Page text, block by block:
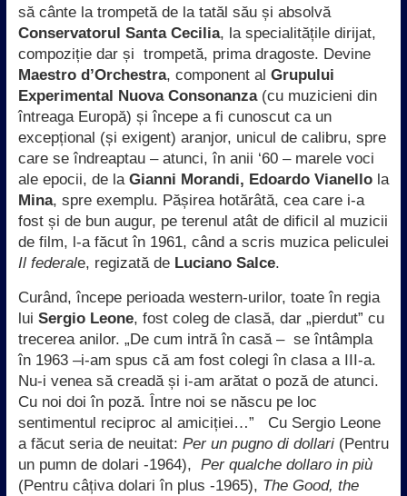
să cânte la trompetă de la tatăl său și absolvă
Conservatorul Santa Cecilia, la specialitățile dirijat,
compoziție dar și trompetă, prima dragoste. Devine
Maestro d’Orchestra, component al Grupului
Experimental Nuova Consonanza(cu muzicieni din
întreaga Europă) și începe a fi cunoscut ca un
excepțional (și exigent) aranjor, unicul de calibru, spre
care se îndreaptau – atunci, în anii ‘60 – marele voci
ale epocii, de la Gianni Morandi, Edoardo Vianellola
Mina, spre exemplu. Pășirea hotărâtă, cea care i-a
fost și de bun augur, pe terenul atât de dificil al muzicii
de film, l-a făcut în 1961, când a scris muzica peliculei
Il federale, regizată de Luciano Salce.
Curând, începe perioada western-urilor, toate în regia
lui Sergio Leone, fost coleg de clasă, dar „pierdut” cu
trecerea anilor. „De cum intră în casă – se întâmpla
în 1963 –i-am spus că am fost colegi în clasa a III-a.
Nu-i venea să creadă și i-am arătat o poză de atunci.
Cu noi doi în poză. Între noi se născu pe loc
sentimentul reciproc al amiciției…” Cu Sergio Leone
a făcut seria de neuitat: Per un pugno di dollari(Pentru
un pumn de dolari -1964), Per qualche dollaro in più
(Pentru câțiva dolari în plus -1965), The Good, the